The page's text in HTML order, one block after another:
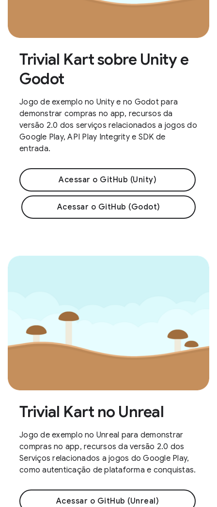
Trivial Kart sobre Unity e
Godot
Jogo de exemplo no Unity e no Godot para
demonstrar compras no app, recursos da
versão 2.0 dos serviços relacionados a jogos do
Google Play, API Play Integrity e SDK de
entrada.
Acessar o GitHub (Unity)
Acessar o GitHub (Godot)
Trivial Kart no Unreal
Jogo de exemplo no Unreal para demonstrar
compras no app, recursos da versão 2.0 dos
Serviços relacionados a jogos do Google Play,
como autenticação de plataforma e conquistas.
Acessar o GitHub (Unreal)